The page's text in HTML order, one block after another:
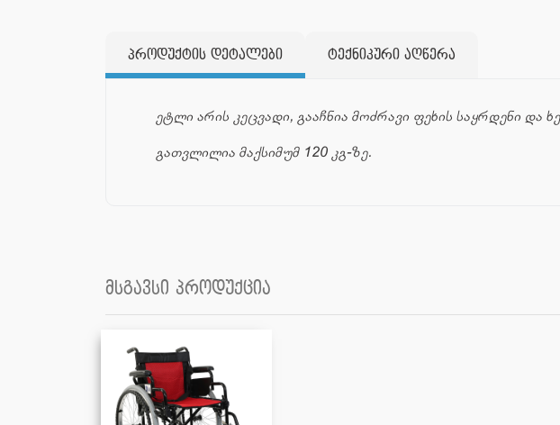
პროდუქტის დეტალები ტექნიკური აღწერა
ეტლი არის კეცვადი, გააჩნია მოძრავი ფეხის საყრდენი
გათვლილია მაქსიმუმ 120 კგ-ზე.
მსგავსი პროდუქცია